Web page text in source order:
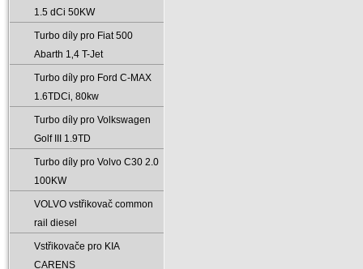
1.5 dCi 50KW
Turbo díly pro Fiat 500
Abarth 1‚4 T-Jet
Turbo díly pro Ford C-MAX
1.6TDCi‚ 80kw
Turbo díly pro Volkswagen
Golf III 1.9TD
Turbo díly pro Volvo C30 2.0
100KW
VOLVO vstřikovač common
rail diesel
Vstřikovače pro KIA
CARENS